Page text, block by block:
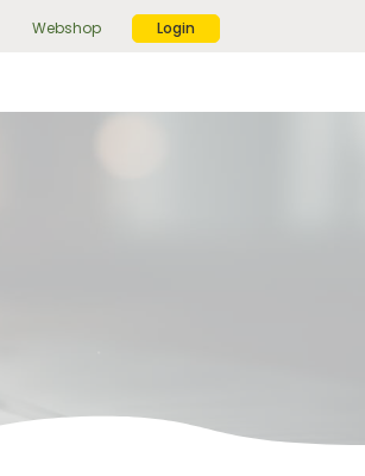
Webshop Login